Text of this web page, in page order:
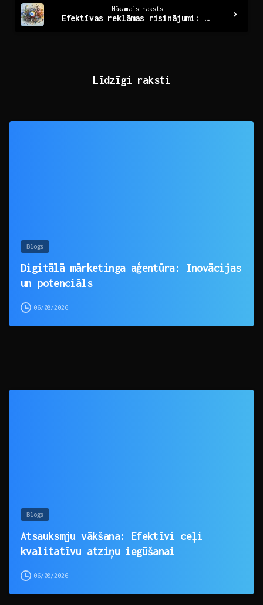
Nākamais raksts
Efektīvas reklāmas risinājumi: Google Ads aģentūras loma
Līdzīgi raksti
Blogs
Digitālā mārketinga aģentūra: Inovācijas
un potenciāls
06/08/2026
Blogs
Atsauksmju vākšana: Efektīvi ceļi
kvalitatīvu atziņu iegūšanai
06/08/2026